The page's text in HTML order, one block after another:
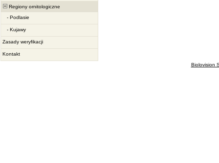
Regiony ornitologiczne
- Podlasie
- Kujawy
Zasady weryfikacji
Kontakt
Biolovision